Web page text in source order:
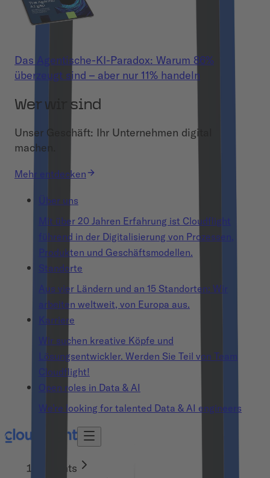
Das Agentische-KI-Paradox: Warum 86%
überzeugt sind – aber nur 11% handeln
Wer wir sind
Unser Geschäft: Ihr Unternehmen digital
machen.
Mehr entdecken
Über uns
Mit über 20 Jahren Erfahrung ist Cloudflight
führend in der Digitalisierung von Prozessen,
Produkten und Geschäftsmodellen.
Standorte
Aus vier Ländern und an 15 Standorten: Wir
arbeiten weltweit, von Europa aus.
Karriere
Wir suchen kreative Köpfe und
Lösungsentwickler. Werden Sie Teil von Team
Cloudflight!
Open roles in Data & AI
We’re looking for talented Data & AI engineers
Insights